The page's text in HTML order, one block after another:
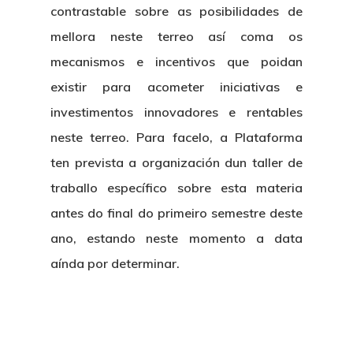
contrastable sobre as posibilidades de
mellora neste terreo así coma os
mecanismos e incentivos que poidan
existir para acometer iniciativas e
investimentos innovadores e rentables
neste terreo. Para facelo, a Plataforma
ten prevista a organización dun taller de
traballo específico sobre esta materia
antes do final do primeiro semestre deste
ano, estando neste momento a data
aínda por determinar.
Nosotros
Organización
Directorio De Personal
Patronato
Novedades
Actualidad
Proyectos
Publicaciones